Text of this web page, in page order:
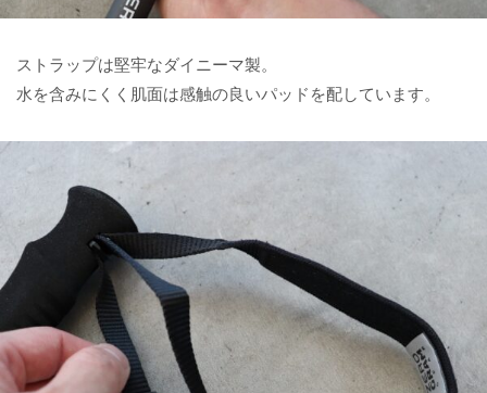
ストラップは堅牢なダイニーマ製。
水を含みにくく肌面は感触の良いパッドを配しています。